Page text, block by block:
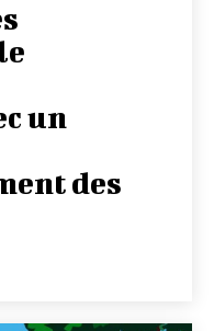
un
des